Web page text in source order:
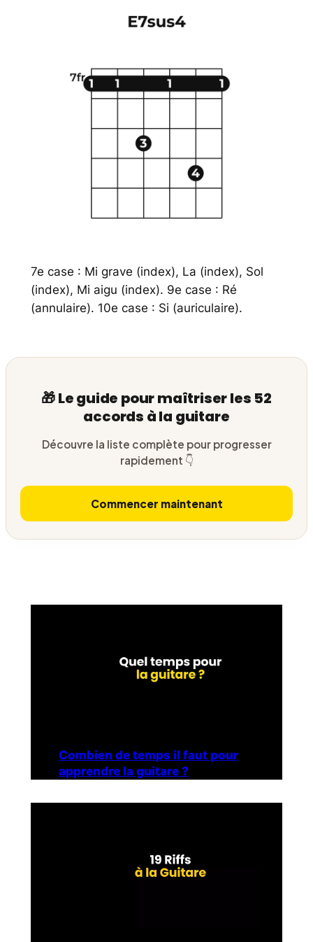
7e case : Mi grave (index), La (index), Sol
(index), Mi aigu (index). 9e case : Ré
(annulaire). 10e case : Si (auriculaire).
🎁 Le guide pour maîtriser les 52
accords à la guitare
Découvre la liste complète pour progresser
rapidement 👇
Commencer maintenant
Combien de temps il faut pour
apprendre la guitare ?